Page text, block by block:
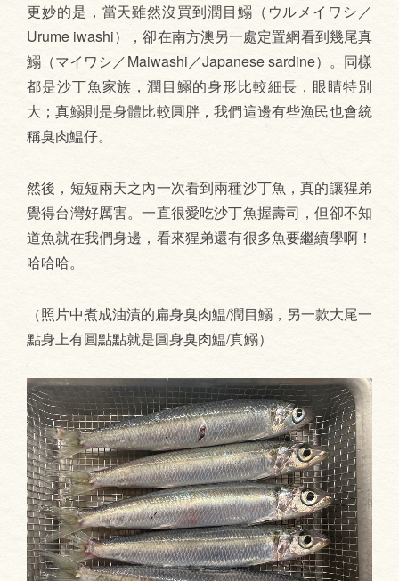
更妙的是，當天雖然沒買到潤目鰯（ウルメイワシ／
Urume iwashi），卻在南方澳另一處定置網看到幾尾真
鰯（マイワシ／Maiwashi／Japanese sardine）。同樣
都是沙丁魚家族，潤目鰯的身形比較細長，眼睛特別
大；真鰯則是身體比較圓胖，我們這邊有些漁民也會統
稱臭肉鰛仔。
然後，短短兩天之內一次看到兩種沙丁魚，真的讓猩弟
覺得台灣好厲害。一直很愛吃沙丁魚握壽司，但卻不知
道魚就在我們身邊，看來猩弟還有很多魚要繼續學啊！
哈哈哈。
（照片中煮成油漬的扁身臭肉鰛/潤目鰯，另一款大尾一
點身上有圓點點就是圓身臭肉鰛/真鰯）